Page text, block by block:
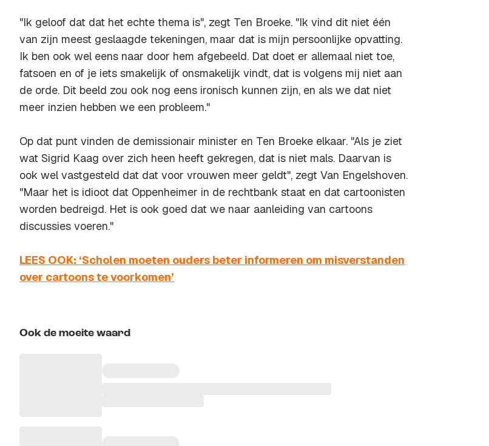
"Ik geloof dat dat het echte thema is", zegt Ten Broeke. "Ik vind dit niet één
van zijn meest geslaagde tekeningen, maar dat is mijn persoonlijke opvatting.
Ik ben ook wel eens naar door hem afgebeeld. Dat doet er allemaal niet toe,
fatsoen en of je iets smakelijk of onsmakelijk vindt, dat is volgens mij niet aan
de orde. Dit beeld zou ook nog eens ironisch kunnen zijn, en als we dat niet
meer inzien hebben we een probleem."
Op dat punt vinden de demissionair minister en Ten Broeke elkaar. "Als je ziet
wat Sigrid Kaag over zich heen heeft gekregen, dat is niet mals. Daarvan is
ook wel vastgesteld dat dat voor vrouwen meer geldt", zegt Van Engelshoven.
"Maar het is idioot dat Oppenheimer in de rechtbank staat en dat cartoonisten
worden bedreigd. Het is ook goed dat we naar aanleiding van cartoons
discussies voeren."
LEES OOK: ‘Scholen moeten ouders beter informeren om misverstanden
over cartoons te voorkomen’
Ook de moeite waard